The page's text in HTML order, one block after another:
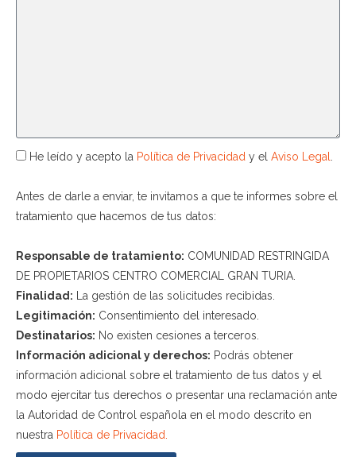
He leído y acepto la Política de Privacidad y el Aviso Legal
Antes de darle a enviar, te invitamos a que te informes sobre el
tratamiento que hacemos de tus datos:
Responsable de tratamiento: COMUNIDAD RESTRINGIDA
DE PROPIETARIOS CENTRO COMERCIAL GRAN TURIA.
Finalidad: La gestión de las solicitudes recibidas.
Legitimación: Consentimiento del interesado.
Destinatarios: No existen cesiones a terceros.
Información adicional y derechos: Podrás obtener
información adicional sobre el tratamiento de tus datos y el
modo ejercitar tus derechos o presentar una reclamación ante
la Autoridad de Control española en el modo descrito en
nuestra Política de Privacidad.